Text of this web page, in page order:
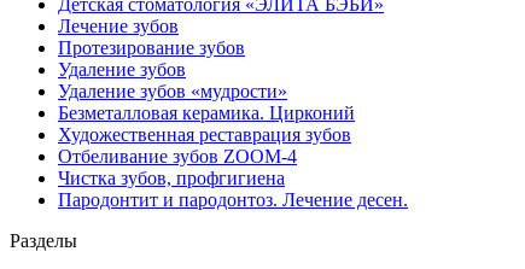
Лечение зубов
Протезирование зубов
Удаление зубов
Удаление зубов «мудрости»
Безметалловая керамика. Цирконий
Художественная реставрация зубов
Отбеливание зубов ZOOM-4
Чистка зубов, профгигиена
Пародонтит и пародонтоз. Лечение десен.
Разделы